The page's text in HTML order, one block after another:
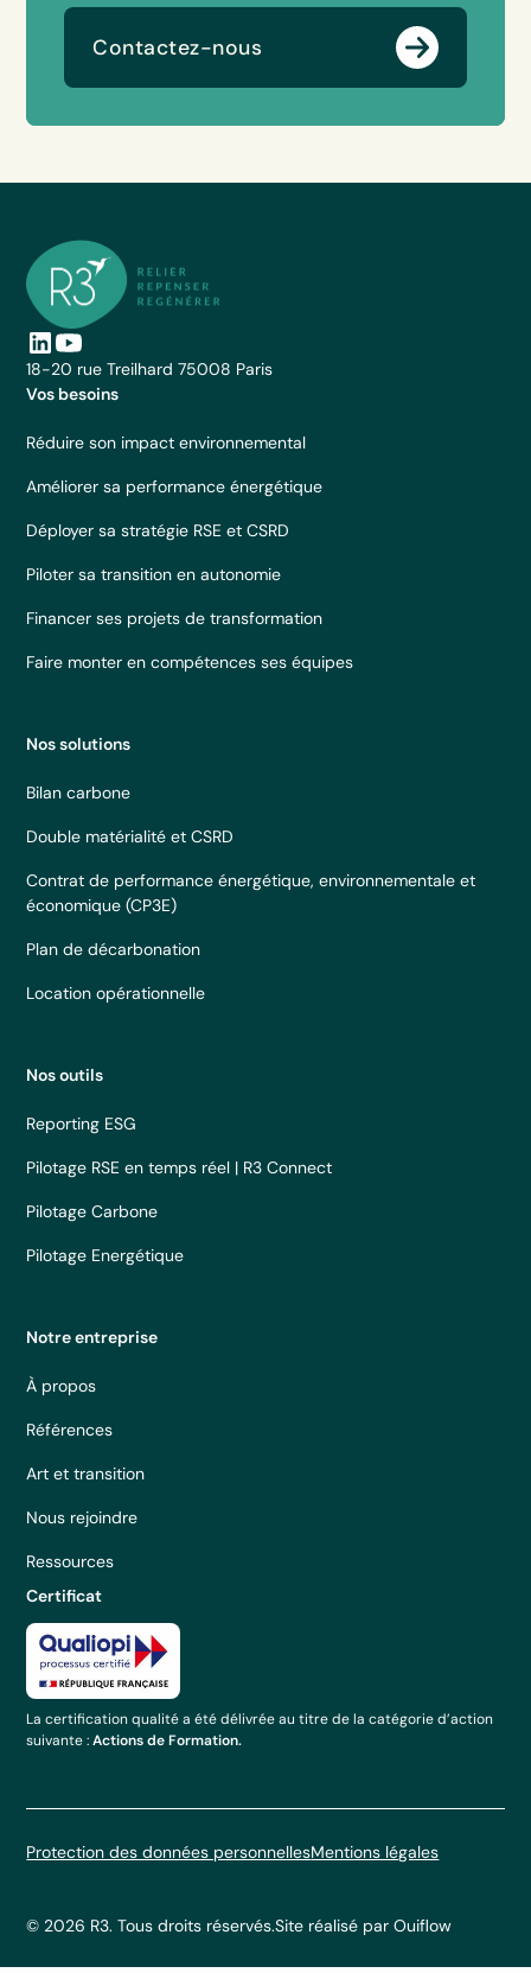
Contactez-nous
18-20 rue Treilhard 75008 Paris
Vos besoins
Réduire son impact environnemental
Améliorer sa performance énergétique
Déployer sa stratégie RSE et CSRD
Piloter sa transition en autonomie
Financer ses projets de transformation
Faire monter en compétences ses équipes
Nos solutions
Bilan carbone
Double matérialité et CSRD
Contrat de performance énergétique, environnementale et
économique (CP3E)
Plan de décarbonation
Location opérationnelle
Nos outils
Reporting ESG
Pilotage RSE en temps réel | R3 Connect
Pilotage Carbone
Pilotage Energétique
Notre entreprise
À propos
Références
Art et transition
Nous rejoindre
Ressources
Certificat
La certification qualité a été délivrée au titre de la catégorie d’action
suivante :Actions de Formation.
Protection des données personnellesMentions légales
© 2026 R3. Tous droits réservés.Site réalisé par Ouiflow